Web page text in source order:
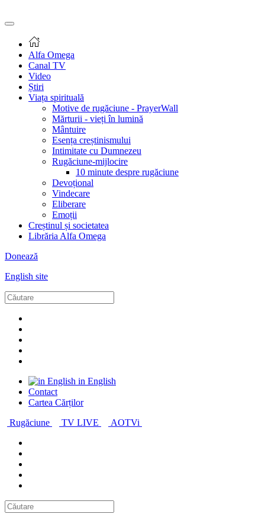
Alfa Omega
Canal TV
Video
Știri
Viața spirituală
Motive de rugăciune - PrayerWall
Mărturii - vieți în lumină
Mântuire
Esența creștinismului
Intimitate cu Dumnezeu
Rugăciune-mijlocire
10 minute despre rugăciune
Devoțional
Vindecare
Eliberare
Emoții
Creștinul și societatea
Librăria Alfa Omega
Donează
English site
in English
Contact
Cartea Cărților
Rugăciune
TV LIVE AOTVi